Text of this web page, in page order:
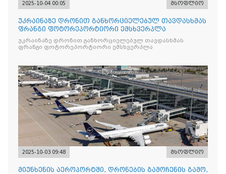
2025-10-04 00:05 მსოფლიო
უკრაინაზე დრონით განხორციელებულ თავდასხმას
ფრანგი ფოტორეპორტიორი ემსხვერპლა
უკრაინაზე დრონით განხორციელებულ თავდასხმას
ფრანგი ფოტორეპორტიორი ემსხვერპლა
2025-10-03 09:48 მსოფლიო
მიუნხენის აეროპორტში, დრონების გამოჩენის გამო,